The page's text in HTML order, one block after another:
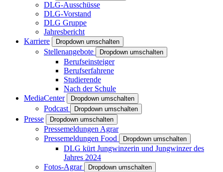
DLG-Ausschüsse
DLG-Vorstand
DLG Gruppe
Jahresbericht
Karriere
Dropdown umschalten
Stellenangebote Dropdown umschalten
Berufseinsteiger
Berufserfahrene
Studierende
Nach der Schule
MediaCenter
Dropdown umschalten
Podcast Dropdown umschalten
Presse Dropdown umschalten
Pressemeldungen Agrar
Pressemeldungen Food
Dropdown umschalten
DLG kürt Jungwinzerin und Jungwinzer des
Jahres 2024
Fotos-Agrar
Dropdown umschalten